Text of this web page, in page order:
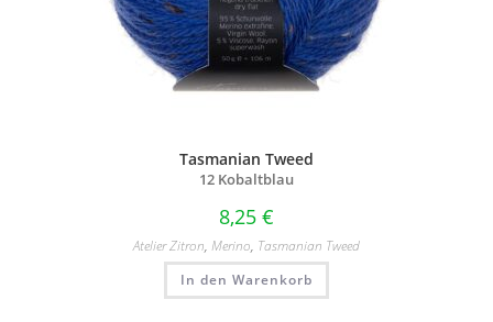
Tasmanian Tweed
12 Kobaltblau
8,25 €
Atelier Zitron, Merino, Tasmanian Tweed
In den Warenkorb